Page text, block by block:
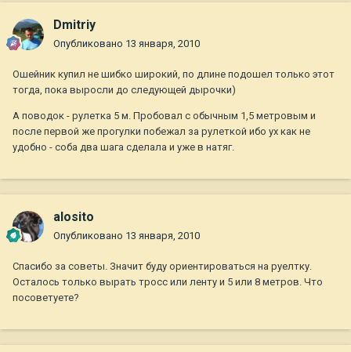
Dmitriy
Опубликовано 13 января, 2010
Ошейник купил не шибко широкий, по длине подошел только этот
тогда, пока выросли до следующей дырочки)
А поводок - рулетка 5 м. Пробовал с обычным 1,5 метровым и
после первой же прогулки побежал за рулеткой ибо ух как не
удобно - соба два шага сделала и уже в натяг.
alosito
Опубликовано 13 января, 2010
Спасибо за советы. Значит буду ориентироваться на руелтку.
Осталось только вырать тросс или ленту и 5 или 8 метров. Что
посоветуете?